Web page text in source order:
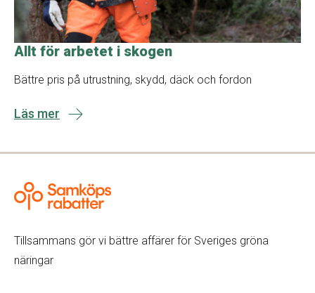
Allt för arbetet i skogen
Bättre pris på utrustning, skydd, däck och fordon
Läs mer
Tillsammans gör vi bättre affärer för Sveriges gröna
näringar